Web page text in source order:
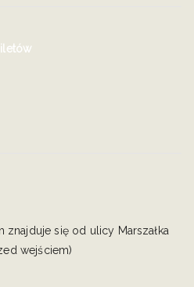
znajduje się od ulicy Marszałka
wejściem)